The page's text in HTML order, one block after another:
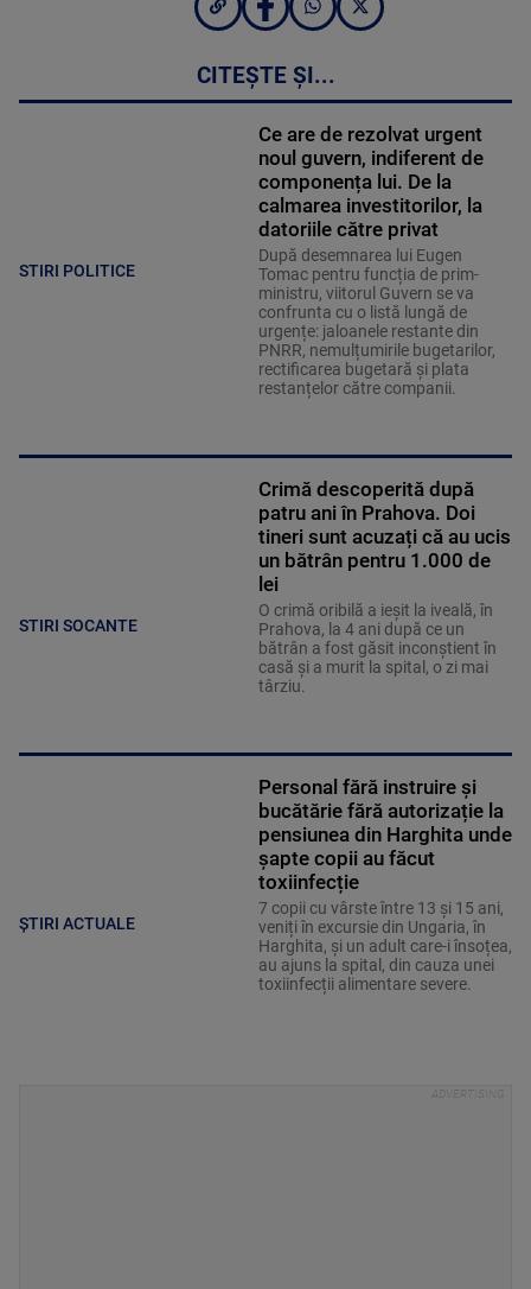
CITEȘTE ȘI...
STIRI POLITICE
Ce are de rezolvat urgent
noul guvern, indiferent de
componența lui. De la
calmarea investitorilor, la
datoriile către privat
După desemnarea lui Eugen
Tomac pentru funcția de prim-
ministru, viitorul Guvern se va
confrunta cu o listă lungă de
urgențe: jaloanele restante din
PNRR, nemulțumirile bugetarilor,
rectificarea bugetară și plata
restanțelor către companii.
STIRI SOCANTE
Crimă descoperită după
patru ani în Prahova. Doi
tineri sunt acuzați că au ucis
un bătrân pentru 1.000 de
lei
O crimă oribilă a ieșit la iveală, în
Prahova, la 4 ani după ce un
bătrân a fost găsit inconștient în
casă și a murit la spital, o zi mai
târziu.
ȘTIRI ACTUALE
Personal fără instruire și
bucătărie fără autorizație la
pensiunea din Harghita unde
șapte copii au făcut
toxiinfecție
7 copii cu vârste între 13 și 15 ani,
veniți în excursie din Ungaria, în
Harghita, și un adult care-i însoțea,
au ajuns la spital, din cauza unei
toxiinfecții alimentare severe.